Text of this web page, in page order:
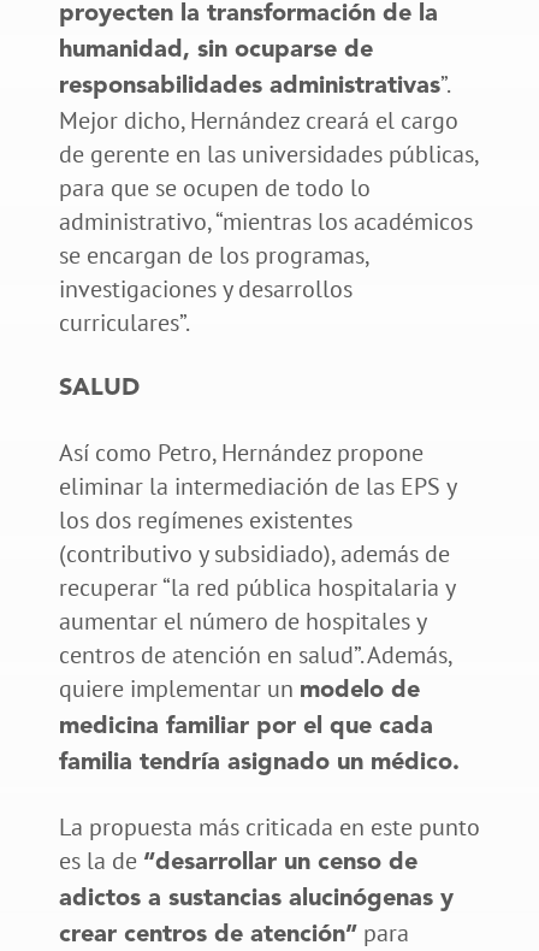
proyecten la transformación de la
humanidad, sin ocuparse de
responsabilidades administrativas”.
Mejor dicho, Hernández creará el cargo
de gerente en las universidades públicas,
para que se ocupen de todo lo
administrativo, “mientras los académicos
se encargan de los programas,
investigaciones y desarrollos
curriculares”.
SALUD
Así como Petro, Hernández propone
eliminar la intermediación de las EPS y
los dos regímenes existentes
(contributivo y subsidiado), además de
recuperar “la red pública hospitalaria y
aumentar el número de hospitales y
centros de atención en salud”. Además,
quiere implementar un modelo de
medicina familiar por el que cada
familia tendría asignado un médico.
La propuesta más criticada en este punto
es la de “desarrollar un censo de
adictos a sustancias alucinógenas y
crear centros de atención”para